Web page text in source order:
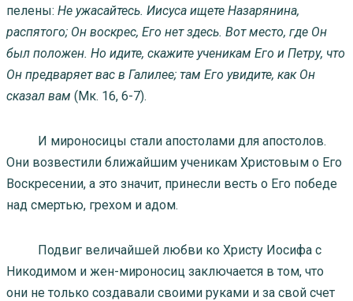
пелены: Не ужасайтесь. Иисуса ищете Назарянина,
распятого; Он воскрес, Его нет здесь. Вот место, где Он
был положен. Но идите, скажите ученикам Его и Петру, что
Он предваряет вас в Галилее; там Его увидите, как Он
сказал вам (Мк. 16, 6-7).
И мироносицы стали апостолами для апостолов.
Они возвестили ближайшим ученикам Христовым о Его
Воскресении, а это значит, принесли весть о Его победе
над смертью, грехом и адом.
Подвиг величайшей любви ко Христу Иосифа с
Никодимом и жен-мироносиц заключается в том, что
они не только создавали своими руками и за свой счет